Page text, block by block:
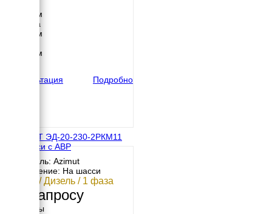
3050 мм
Ширина
1880 мм
2450 мм
Консультация
Подробно
АЗИМУТ ЭД-20-230-2РКМ11
на шасси с АВР
Двигатель: Azimut
Исполнение: На шасси
20 кВт / Дизель / 1 фаза
По запросу
Размеры